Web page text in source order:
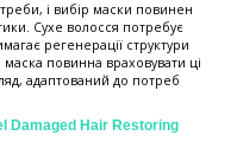
і вибір маски повинен
Сухе волосся потребує
регенерації структури
повинна враховувати ці
адаптований до потреб
Damaged Hair Restoring